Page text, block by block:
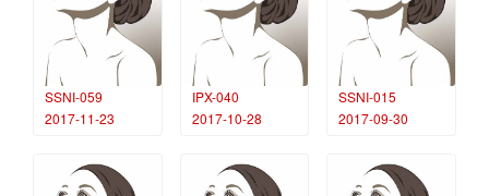
SSNI-059
2017-11-23
IPX-040
2017-10-28
SSNI-015
2017-09-30